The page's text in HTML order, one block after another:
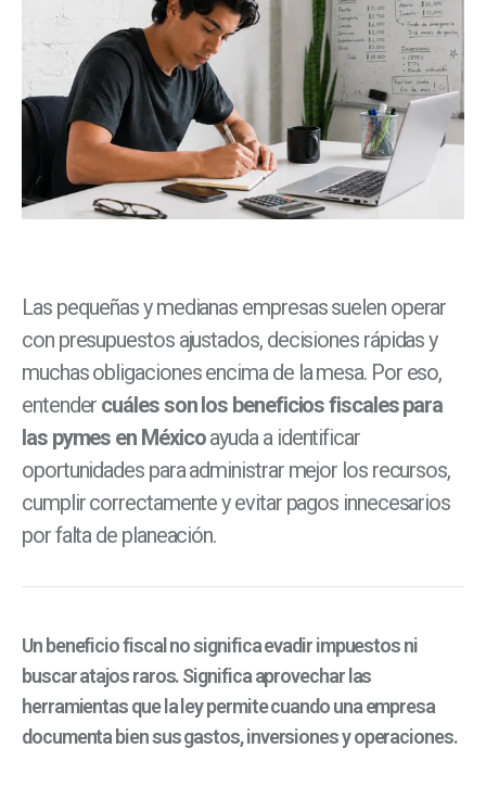
Las pequeñas y medianas empresas suelen operar
con presupuestos ajustados, decisiones rápidas y
muchas obligaciones encima de la mesa. Por eso,
entender cuáles son los beneficios fiscales para
las pymes en Méxicoayuda a identificar
oportunidades para administrar mejor los recursos,
cumplir correctamente y evitar pagos innecesarios
por falta de planeación.
Un beneficio fiscal no significa evadir impuestos ni
buscar atajos raros. Significa aprovechar las
herramientas que la ley permite cuando una empresa
documenta bien sus gastos, inversiones y operaciones.